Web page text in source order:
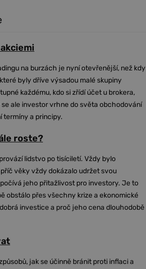
na burzách je nyní otevřenější, než kdy
byly dříve výsadou malé skupiny
každému, kdo si zřídí účet u brokera,
ale investor vrhne do světa obchodování
termíny a principy.
roste?
lidstvo po tisíciletí. Vždy bylo
věky vždy dokázalo udržet svou
jeho přitažlivost pro investory. Je to
obstálo přes všechny krize a ekonomické
investice a proč jeho cena dlouhodobě
jak se účinně bránit proti inflaci a